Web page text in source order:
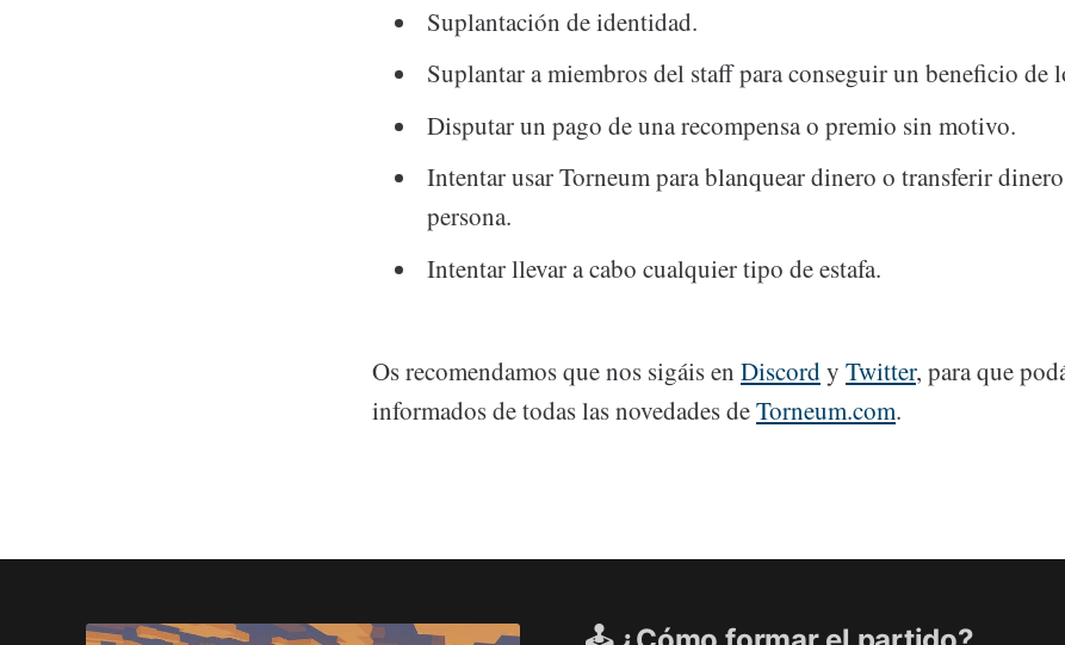
Suplantación de identidad.
Suplantar a miembros del staff para conseguir un beneficio de
Disputar un pago de una recompensa o premio sin motivo.
Intentar usar Torneum para blanquear dinero o transferir
persona.
Intentar llevar a cabo cualquier tipo de estafa.
Os recomendamos que nos sigáis en Discordy Twitter, para que
informados de todas las novedades deTorneum.com.